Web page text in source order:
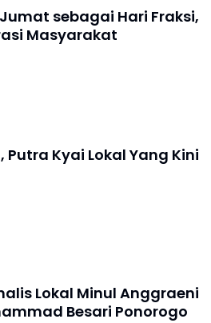
sebagai Hari Fraksi,
Masyarakat
Kyai Lokal Yang Kini
Lokal Minul Anggraeni
Besari Ponorogo